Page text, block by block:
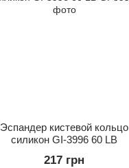
Эспандер кистевой кольцо
силикон GI-3996 60 LB
217 грн